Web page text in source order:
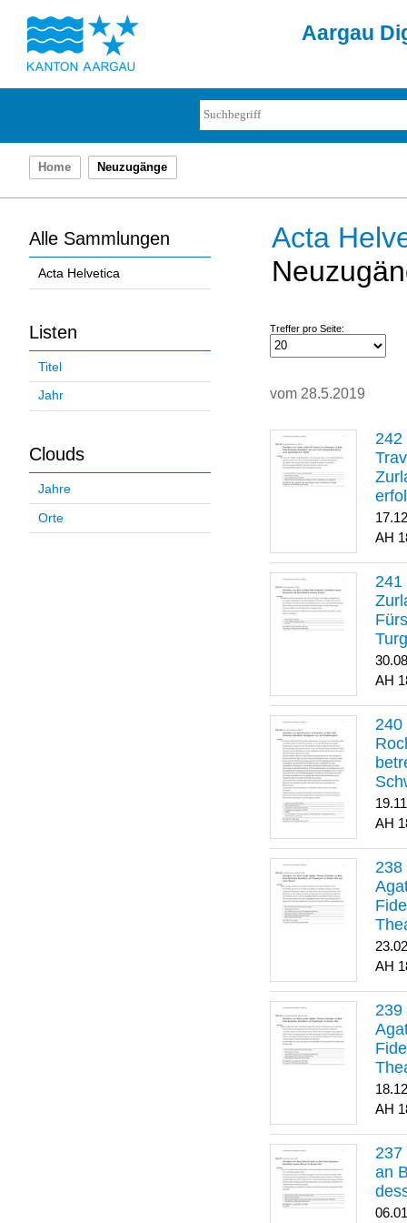
Aargau
Home Neuzugänge
Alle Sammlungen
Acta Helvetica
Listen
Titel
Jahr
Clouds
Jahre
Orte
Acta
Treffer pro Seite:
vom 28.5.2019
an